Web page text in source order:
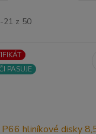
21 z 50
PASUJE